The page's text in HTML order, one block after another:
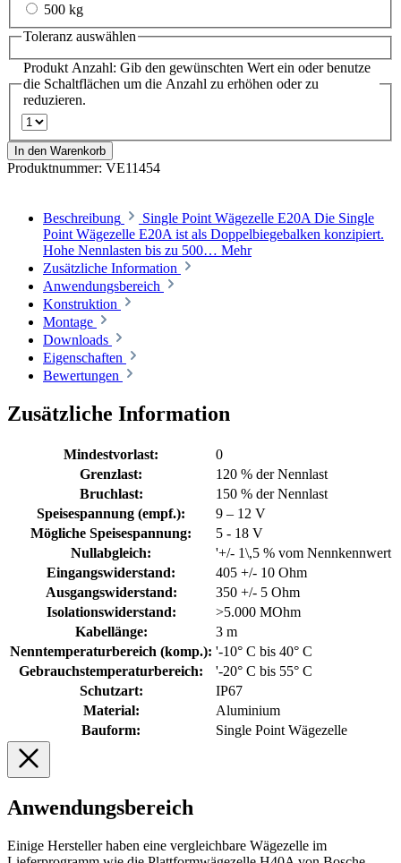
500 kg
Toleranz auswählen
Produkt Anzahl: Gib den gewünschten Wert ein oder benutze
die Schaltflächen um die Anzahl zu erhöhen oder zu
reduzieren.
In den Warenkorb
Produktnummer: VE11454
Beschreibung
Single Point Wägezelle E20A Die Single
Point Wägezelle E20A ist als Doppelbiegebalken konzipiert.
Hohe Nennlasten bis zu 500… Mehr
Zusätzliche Information
Anwendungsbereich
Konstruktion
Montage
Downloads
Eigenschaften
Bewertungen
Zusätzliche Information
Mindestvorlast:
0
Grenzlast:
120 % der Nennlast
Bruchlast:
150 % der Nennlast
Speisespannung (empf.):
9 – 12 V
Mögliche Speisespannung:
5 - 18 V
Nullabgleich:
'+/- 1\,5 % vom Nennkennwert
Eingangswiderstand:
405 +/- 10 Ohm
Ausgangswiderstand:
350 +/- 5 Ohm
Isolationswiderstand:
>5.000 MOhm
Kabellänge:
3 m
Nenntemperaturbereich (komp.): '-10° C bis 40° C
Gebrauchstemperaturbereich:
'-20° C bis 55° C
Schutzart:
IP67
Material:
Aluminium
Bauform:
Single Point Wägezelle
Anwendungsbereich
Einige Hersteller haben eine vergleichbare Wägezelle im